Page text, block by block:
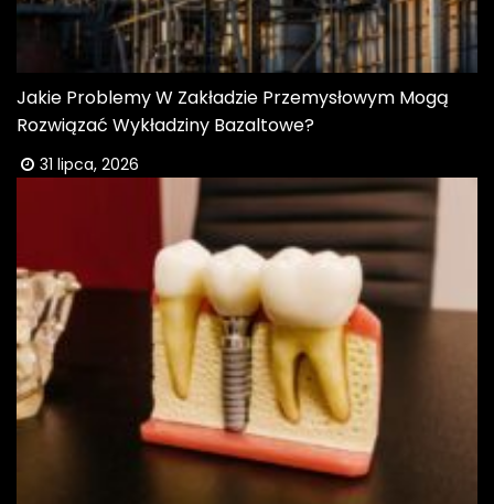
Jakie Problemy W Zakładzie Przemysłowym Mogą
Rozwiązać Wykładziny Bazaltowe?
31 lipca, 2026